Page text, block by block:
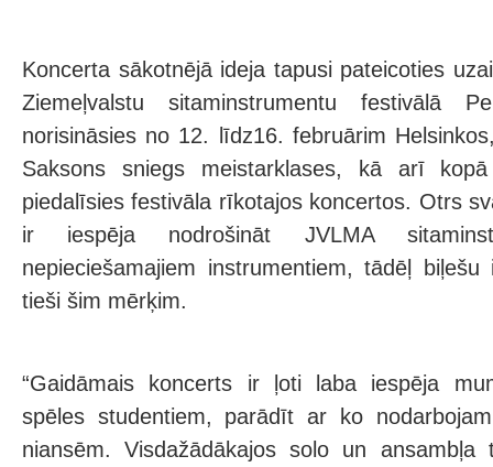
Koncerta sākotnējā ideja tapusi pateicoties
Ziemeļvalstu sitaminstrumentu festivālā
norisināsies no 12. līdz16. februārim
Saksons sniegs meistarklases, kā arī
piedalīsies festivāla rīkotajos koncertos. Otrs
ir iespēja nodrošināt JVLMA
nepieciešamajiem instrumentiem, tādēļ
tieši šim mērķim.
“Gaidāmais koncerts ir ļoti laba iespēja
spēles studentiem, parādīt ar ko
niansēm. Visdažādākajos solo un ansambļa